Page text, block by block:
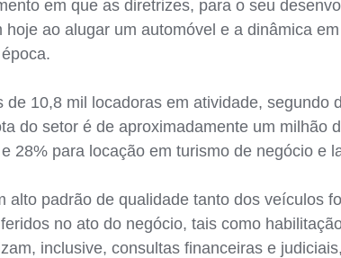
em que as diretrizes, para o seu
hoje ao alugar um automóvel e a dinâmica
de 10,8 mil locadoras em atividade, segundo
do setor é de aproximadamente um milhão
28% para locação em turismo de negócio e
alto padrão de qualidade tanto dos veículos
no ato do negócio, tais como
inclusive, consultas financeiras e